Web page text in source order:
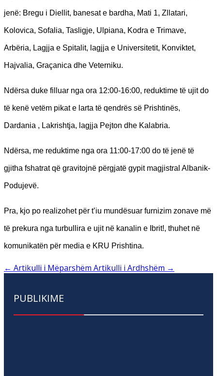
jenë: Bregu i Diellit, banesat e bardha, Mati 1, Zllatari,
Kolovica, Sofalia, Tasligje, Ulpiana, Kodra e Trimave,
Arbëria, Lagjja e Spitalit, lagjja e Universitetit, Konviktet,
Hajvalia, Graçanica dhe Veterniku.
Ndërsa duke filluar nga ora 12:00-16:00, reduktime të ujit do
të kenë vetëm pikat e larta të qendrës së Prishtinës,
Dardania , Lakrishtja, lagjja Pejton dhe Kalabria.
Ndërsa, me reduktime nga ora 11:00-17:00 do të jenë të
gjitha fshatrat që gravitojnë përgjatë gypit magjistral Albanik-
Podujevë.
Pra, kjo po realizohet për t’iu mundësuar furnizim zonave më
të prekura nga turbullira e ujit në kanalin e Ibrit!, thuhet në
komunikatën për media e KRU Prishtina.
← Artikulli i Mëparshëm Artikulli i Ardhshëm →
PUBLIKIME